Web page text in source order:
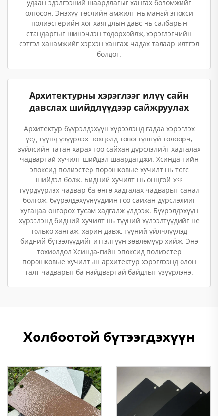
удаан эдэлгээний шаардлагыг хангах боломжийг
олгосон. Энэхүү төслийн амжилт нь манай эпокси
полиэстерийн хог хаягдлын давс нь салбарын
стандартыг шинэчлэн тодорхойлж, хэрэглэгчийн
сэтгэл ханамжийг хэрхэн хангаж чадах талаар илтгэл
болдог.
Архитектурны хэрэглээг илүү сайн
давслах шийдлүүдээр сайжруулах
Архитектур бүүрэлдэхүүн хүрээлэнд гадаа хэрэглэх
үед түүнд үзүүрлэх нөхцөлд төвөгтүшгүй төлөөрч,
зүйлсийн татан харах гоо сайхан дүрслэлийг хадгалах
чадвартай хучилт шийдэл шаардагджи. Хсинда-гийн
эпоксид полиэстер порошковые хучилт нь төгс
шийдэл болж. Бидний хучилт нь онцгой УФ
түүрдүүрлэх чадвар ба өнгө хадгалах чадварыг санал
болгож, бүүрэлдэхүүнүүдийн гоо сайхан дүрслэлийг
хугацаа өнгөрөх тусам хадгалж үлдээж. Бүүрэлдэхүүн
хүрээлэнд бидний хучилт нь түүний хүлээлтүүдийг не
только хангаж, харин давж, түүний үйлчлүүлэд
бидний бүтээлүүдийг итгэлтүүн зөвлөмүүр хийж. Энэ
тохиолдол Хсинда-гийн эпоксид полиэстер
порошковые хучилтын архитектур хэрэглээнд олон
талт чадварыг ба найдвартай байдлыг үзүүрлэнэ.
Холбоотой бүтээгдэхүүн